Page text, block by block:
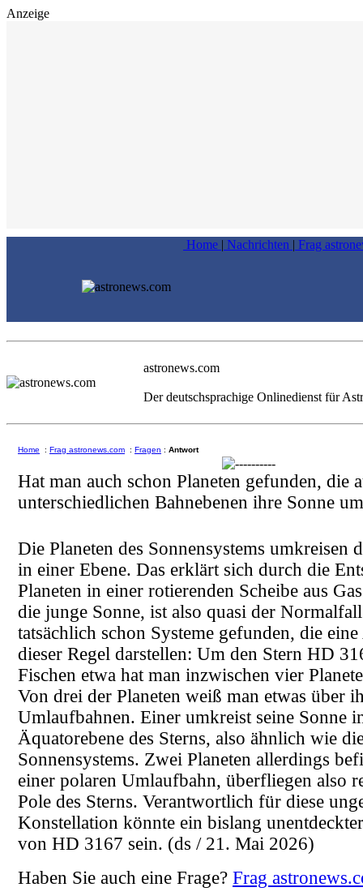
Anzeige
Home | Nachrichten | Frag
astronews.com
Der deutschsprachige Onlinedienst für
Home : Frag astronews.com : Fragen : Antwort
Hat man auch schon Planeten gefunden, die
unterschiedlichen Bahnebenen ihre Sonne
Die Planeten des Sonnensystems umkreisen
in einer Ebene. Das erklärt sich durch die
Planeten in einer rotierenden Scheibe aus
die junge Sonne, ist also quasi der
tatsächlich schon Systeme gefunden, die
dieser Regel darstellen: Um den Stern HD
Fischen etwa hat man inzwischen vier
Von drei der Planeten weiß man etwas über
Umlaufbahnen. Einer umkreist seine Sonne
Äquatorebene des Sterns, also ähnlich wie
Sonnensystems. Zwei Planeten allerdings
einer polaren Umlaufbahn, überfliegen also
Pole des Sterns. Verantwortlich für diese
Konstellation könnte ein bislang
von HD 3167 sein. (ds / 21. Mai 2026)
Haben Sie auch eine Frage? Frag